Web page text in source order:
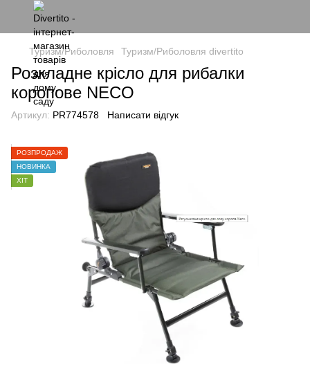
Туризм/Риболовля Туризм/Риболовля divertito
Розкладне крісло для рибалки
коропове NECO
Артикул: PR774578 Написати відгук
РОЗПРОДАЖ
НОВИНКА
ХІТ